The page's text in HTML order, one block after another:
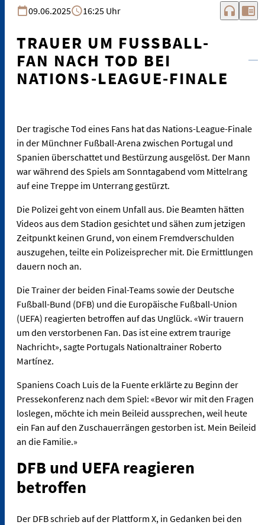
09.06.2025
16:25 Uhr headphones chrome_reader_mode
TRAUER UM FUSSBALL-F
AN NACH TOD BEI N
ATIONS-LEAGUE-FINALE
Der tragische Tod eines Fans hat das Nations-League-Finale
in der Münchner Fußball-Arena zwischen Portugal und
Spanien überschattet und Bestürzung ausgelöst. Der Mann
war während des Spiels am Sonntagabend vom Mittelrang
auf eine Treppe im Unterrang gestürzt.
Die Polizei geht von einem Unfall aus. Die Beamten hätten
Videos aus dem Stadion gesichtet und sähen zum jetzigen
Zeitpunkt keinen Grund, von einem Fremdverschulden
auszugehen, teilte ein Polizeisprecher mit. Die Ermittlungen
dauern noch an.
Die Trainer der beiden Final-Teams sowie der Deutsche
Fußball-Bund (DFB) und die Europäische Fußball-Union
(UEFA) reagierten betroffen auf das Unglück. «Wir trauern
um den verstorbenen Fan. Das ist eine extrem traurige
Nachricht», sagte Portugals Nationaltrainer Roberto
Martínez.
Spaniens Coach Luis de la Fuente erklärte zu Beginn der
Pressekonferenz nach dem Spiel: «Bevor wir mit den Fragen
loslegen, möchte ich mein Beileid aussprechen, weil heute
ein Fan auf den Zuschauerrängen gestorben ist. Mein Beileid
an die Familie.»
DFB und UEFA reagieren
betroffen
Der DFB schrieb auf der Plattform X, in Gedanken bei den